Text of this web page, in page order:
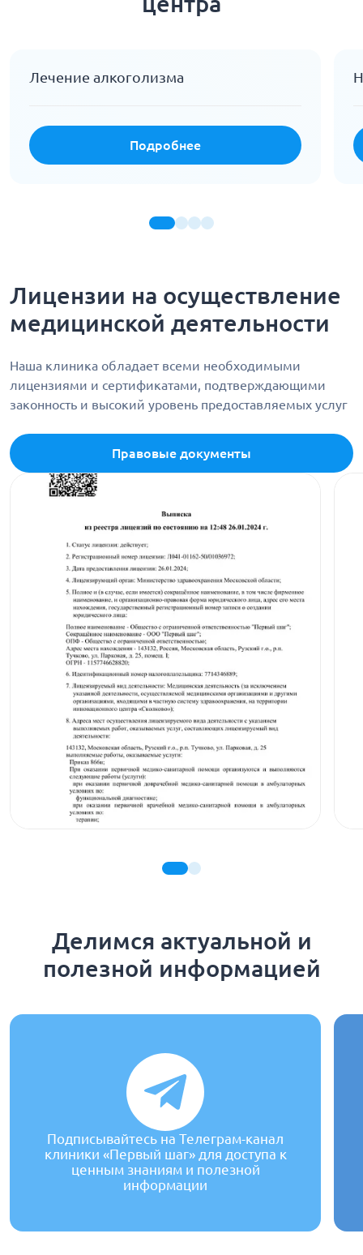
Лечение алкоголизма
Подробнее
Лицензии на осуществление
медицинской деятельности
Наша клиника обладает всеми необходимыми
лицензиями и сертификатами, подтверждающими
законность и высокий уровень предоставляемых услуг
Правовые документы
Делимся актуальной и
полезной информацией
Подписывайтесь на Телеграм-канал
клиники «Первый шаг» для доступа к
ценным знаниям и полезной
информации